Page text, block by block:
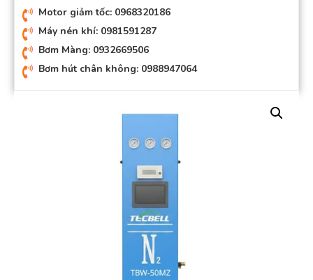
Motor giảm tốc: 0968320186
Máy nén khí: 0981591287
Bơm Màng: 0932669506
Bơm hút chân không: 0988947064